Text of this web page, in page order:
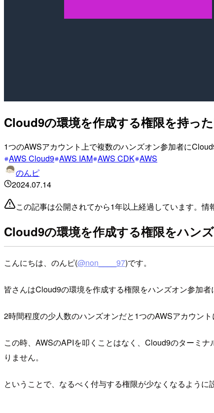
Cloud9の環境を作成する権限を持っ
1つのAWSアカウント上で複数のハンズオン参加者に
AWS Cloud9 AWS IAM AWS CDK AWS
のんピ
2024.07.14
この記事は公開されてから1年以上経過しています。情
Cloud9の環境を作成する権限をハン
こんにちは、のんピ(@non____97)です。
皆さんはCloud9の環境を作成する権限をハンズオン参加
2時間程度の少人数のハンズオンだと1つのAWSアカウン
この時、AWSのAPIを叩くことはなく、Cloud9のターミ
りません。
ということで、なるべく付与する権限が少なくなるように